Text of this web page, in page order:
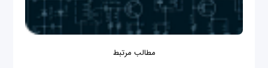
مطالب مرتبط